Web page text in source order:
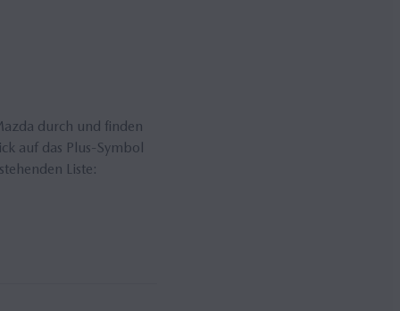
durch und finden
auf das Plus-Symbol
Liste: